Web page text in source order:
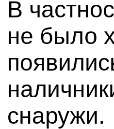
В
не было
снаружи.